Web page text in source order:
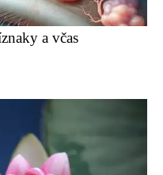
a včas